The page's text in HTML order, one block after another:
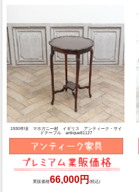
1930年頃 マホガニー材 イギリス アンティーク・サイ
ドテーブル antique81127
業販価格66,000円 (税込)